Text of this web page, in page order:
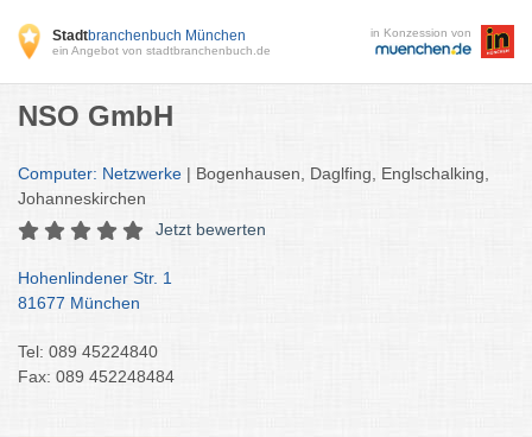
Stadtbranchenbuch München
ein Angebot von stadtbranchenbuch.de
in Konzession von
NSO GmbH
Computer: Netzwerke | Bogenhausen, Daglfing, Englschalking,
Johanneskirchen
Jetzt bewerten
Hohenlindener Str. 1
81677 München
Tel: 089 45224840
Fax: 089 452248484